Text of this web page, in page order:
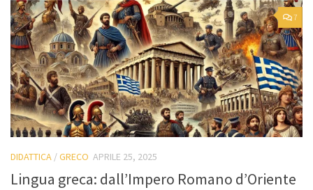
7
DIDATTICA /GRECO APRILE 25, 2025
Lingua greca: dall’Impero Romano d’Oriente